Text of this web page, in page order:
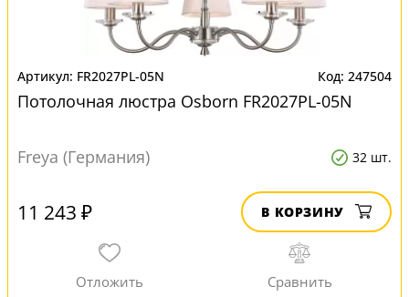
FR2027PL-05N 247504
Потолочная люстра Osborn FR2027PL-05N
Freya (Германия) 32 шт.
11 243 ₽ В КОРЗИНУ